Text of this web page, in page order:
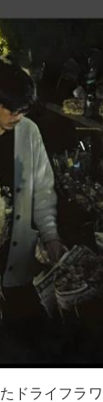
ドライフラ